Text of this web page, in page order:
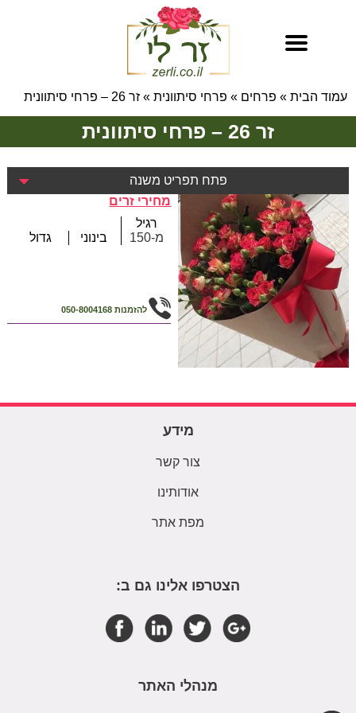
עמוד הבית » פרחים » פרחי סיתוונית » זר 26 – פרחי סיתוונית
זר 26 – פרחי סיתוונית
פתח תפריט משנה
מחירי זרים
רגיל
מ-150
בינוני גדול
להזמנות 050-8004168
מידע
צור קשר
אודותינו
מפת אתר
הצטרפו אלינו גם ב:
מנהלי האתר